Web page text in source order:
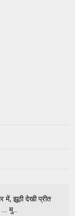
में, झूठी देखी प्रीत
मु...